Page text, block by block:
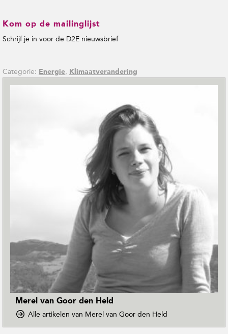
Kom op de mailinglijst
Schrijf je in voor de D2E nieuwsbrief
Categorie: Energie, Klimaatverandering
Merel van Goor den Held
Alle artikelen van Merel van Goor den Held